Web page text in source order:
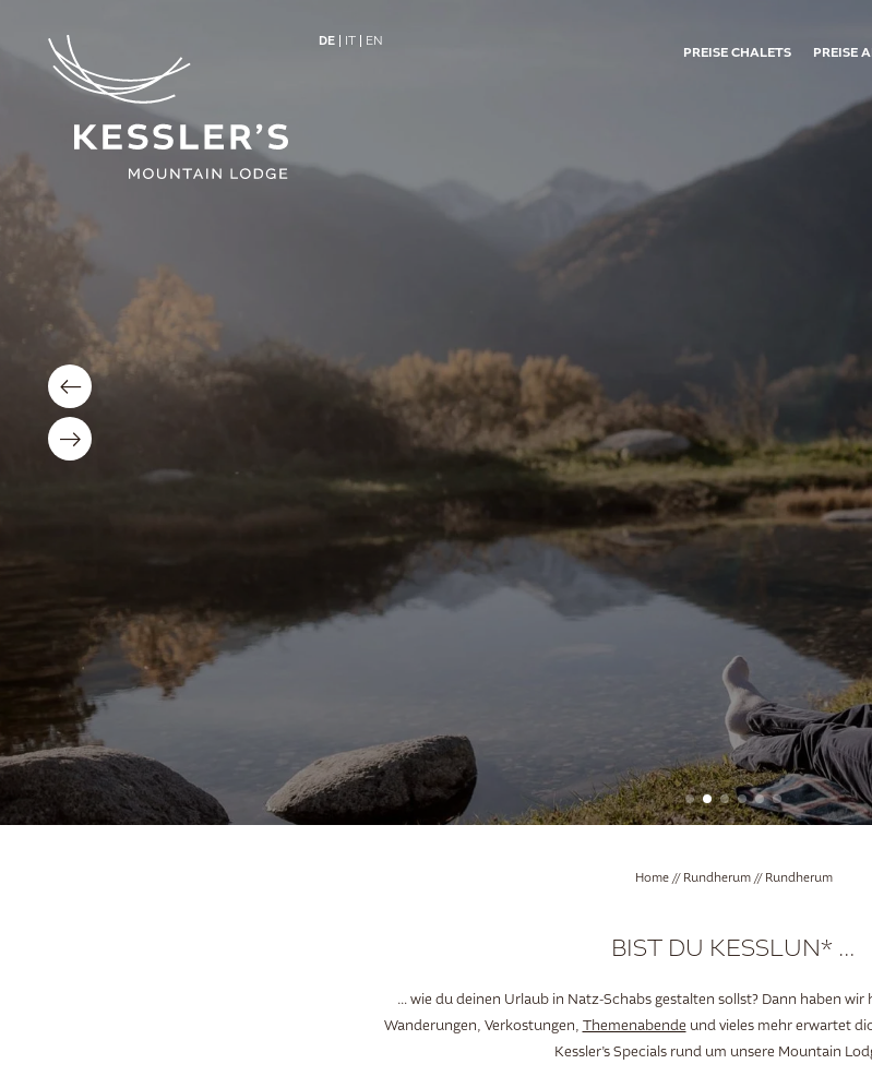
DE IT EN
PREISE CHALETS PREISE
Die Mountain Lodge
Deine Gastgeber
Flotte Fotos
Auszeichnungen
Anfragen
Buchen
Online Anzahlung
Anreise
Gut zu wissen
02
+39 0472 415110 kesslers.it
Home // Rundherum // Rundherum
BIST DU KESSLUN* …
… wie du deinen Urlaub in Natz-Schabs gestalten sollst? Dann haben
Wanderungen, Verkostungen, Themenabende und vieles mehr erwartet
Kessler’s Specials rund um unsere Mountain